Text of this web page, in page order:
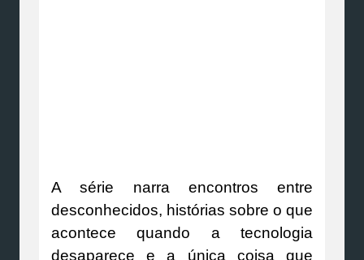
A série narra encontros entre
desconhecidos, histórias sobre o que
acontece quando a tecnologia
desaparece e a única coisa que